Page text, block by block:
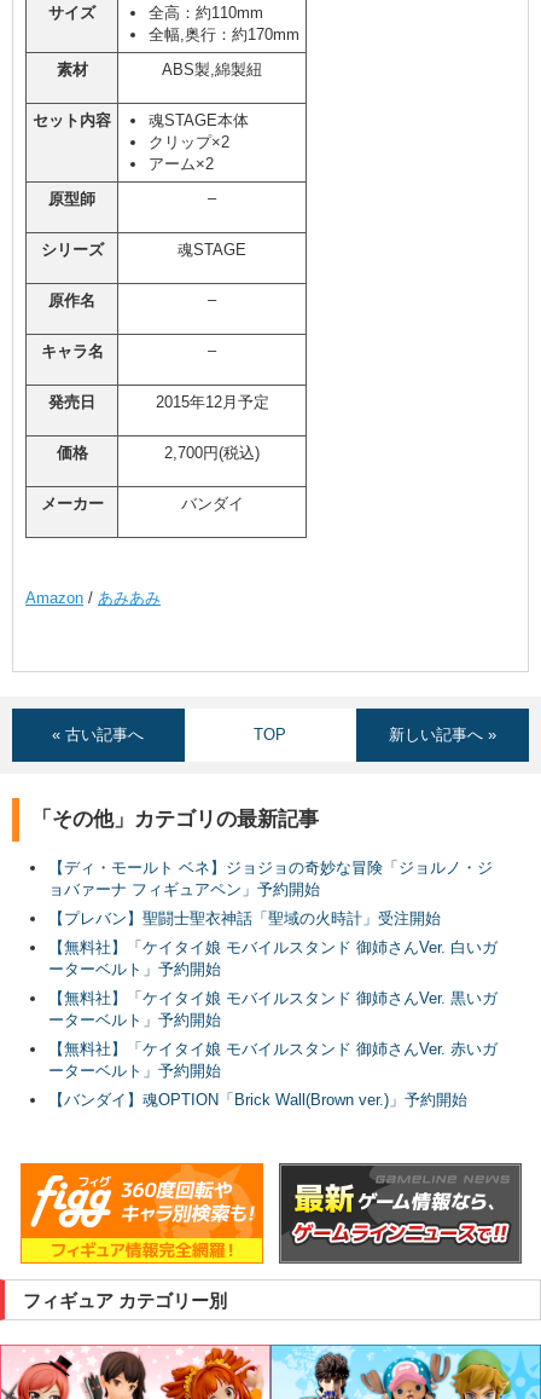
サイズ
全高：約110mm
全幅,奥行：約170mm
素材
ABS製,綿製紐
セット内容
魂STAGE本体
クリップ×2
アーム×2
原型師
–
シリーズ 魂STAGE
原作名 –
キャラ名 –
発売日 2015年12月予定
価格 2,700円(税込)
メーカー バンダイ
Amazon / あみあみ
« 古い記事へ TOP 新しい記事へ »
「その他」カテゴリの最新記事
【ディ・モールト ベネ】ジョジョの奇妙な冒険「ジョルノ・ジ
ョバァーナ フィギュアペン」予約開始
【プレバン】聖闘士聖衣神話「聖域の火時計」受注開始
【無料社】「ケイタイ娘 モバイルスタンド 御姉さんVer. 白いガ
ーターベルト」予約開始
【無料社】「ケイタイ娘 モバイルスタンド 御姉さんVer. 黒いガ
ーターベルト」予約開始
【無料社】「ケイタイ娘 モバイルスタンド 御姉さんVer. 赤いガ
ーターベルト」予約開始
【バンダイ】魂OPTION「Brick Wall(Brown ver.)」予約開始
フィギュア カテゴリー別